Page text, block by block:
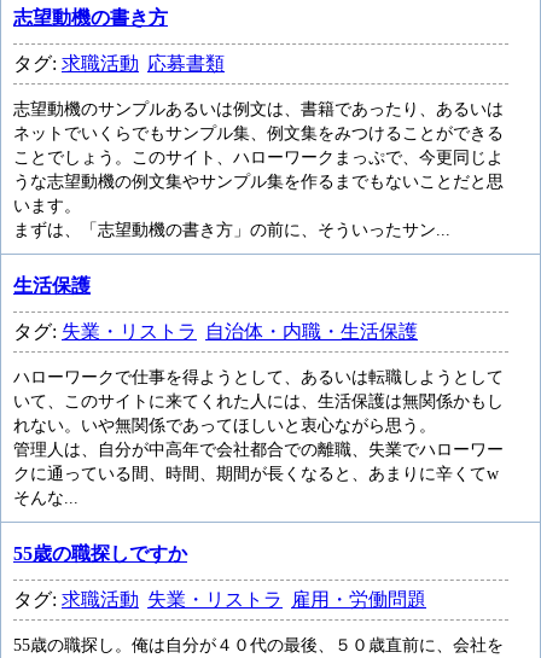
志望動機の書き方
タグ: 求職活動 応募書類
志望動機のサンプルあるいは例文は、書籍であったり、あるいは
ネットでいくらでもサンプル集、例文集をみつけることができる
ことでしょう。このサイト、ハローワークまっぷで、今更同じよ
うな志望動機の例文集やサンプル集を作るまでもないことだと思
います。
まずは、「志望動機の書き方」の前に、そういったサン...
生活保護
タグ: 失業・リストラ 自治体・内職・生活保護
ハローワークで仕事を得ようとして、あるいは転職しようとして
いて、このサイトに来てくれた人には、生活保護は無関係かもし
れない。いや無関係であってほしいと衷心ながら思う。
管理人は、自分が中高年で会社都合での離職、失業でハローワー
クに通っている間、時間、期間が長くなると、あまりに辛くてw
そんな...
55歳の職探しですか
タグ: 求職活動 失業・リストラ 雇用・労働問題
55歳の職探し。俺は自分が４０代の最後、５０歳直前に、会社を